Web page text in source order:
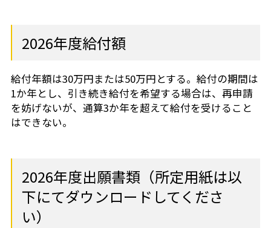
2026年度給付額
給付年額は30万円または50万円とする。給付の期間は
1か年とし、引き続き給付を希望する場合は、再申請
を妨げないが、通算3か年を超えて給付を受けること
はできない。
2026年度出願書類（所定用紙は以
下にてダウンロードしてくださ
い）